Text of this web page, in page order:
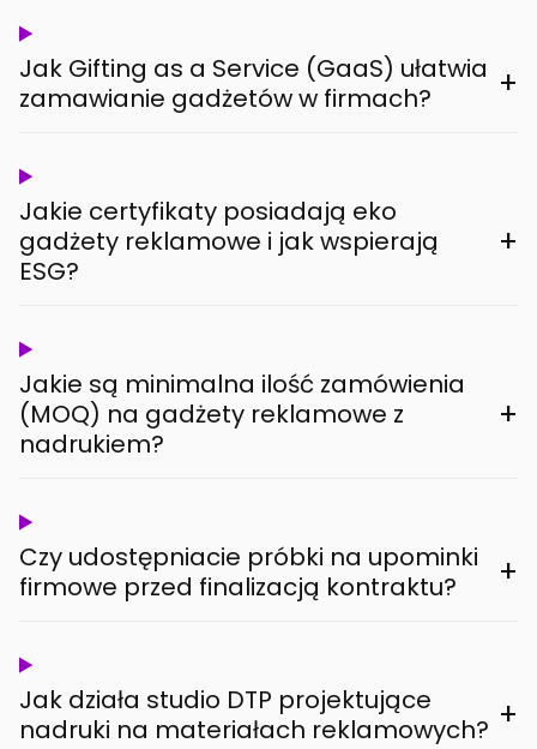
Jak Gifting as a Service (GaaS) ułatwia
zamawianie gadżetów w firmach?
+
Jakie certyfikaty posiadają eko
gadżety reklamowe i jak wspierają
ESG?
+
Jakie są minimalna ilość zamówienia
(MOQ) na gadżety reklamowe z
nadrukiem?
+
Czy udostępniacie próbki na upominki
firmowe przed finalizacją kontraktu?
+
Jak działa studio DTP projektujące
nadruki na materiałach reklamowych? +